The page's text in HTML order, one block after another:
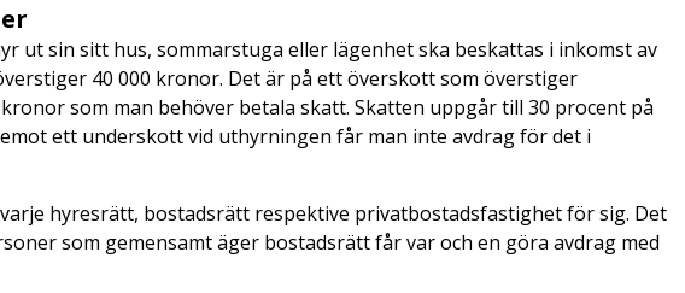
ut sin sitt hus, sommarstuga eller lägenhet ska beskattas i inkomst av
40 000 kronor. Det är på ett överskott som överstiger
som man behöver betala skatt. Skatten uppgår till 30 procent på
ett underskott vid uthyrningen får man inte avdrag för det i
hyresrätt, bostadsrätt respektive privatbostadsfastighet för sig. Det
som gemensamt äger bostadsrätt får var och en göra avdrag med